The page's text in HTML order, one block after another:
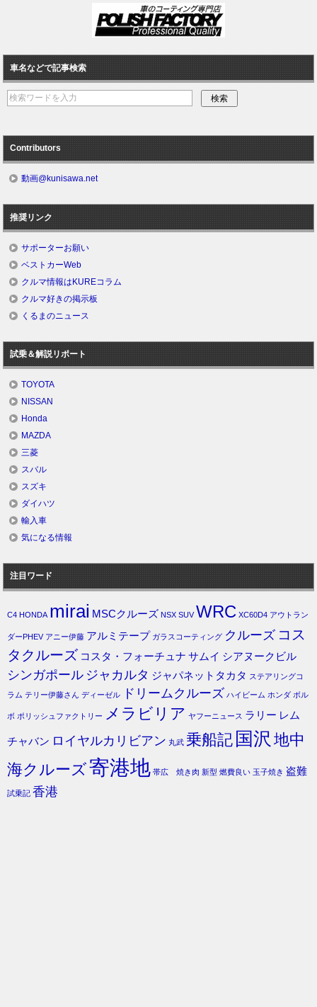
車名などで記事検索
Contributors
動画@kunisawa.net
推奨リンク
サポーターお願い
ベストカーWeb
クルマ情報はKUREコラム
クルマ好きの掲示板
くるまのニュース
試乗＆解説リポート
TOYOTA
NISSAN
Honda
MAZDA
三菱
スバル
スズキ
ダイハツ
輸入車
気になる情報
注目ワード
C4 HONDA mirai MSCクルーズ NSX SUV WRC XC60D4 アウトラン
ダーPHEV アニー伊藤 アルミテープ ガラスコーティング クルーズ コス
タクルーズ コスタ・フォーチュナ サムイ シアヌークビル
シンガポール ジャカルタ ジャパネットタカタ ステアリングコ
ラム テリー伊藤さん ディーゼル ドリームクルーズ ハイビーム ホンダ ボル
ボ ポリッシュファクトリー メラビリア ヤフーニュース ラリー レム
チャバン ロイヤルカリビアン 丸武 乗船記 国沢 地中
海クルーズ寄港地 帯広 焼き肉 新型 燃費良い 玉子焼き 盗難
試乗記 香港